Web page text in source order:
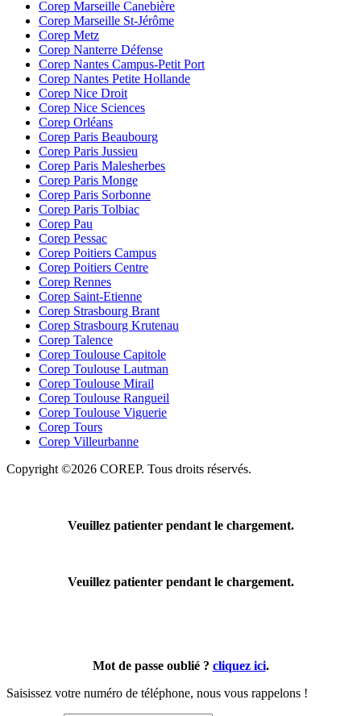
Corep Marseille Canebière
Corep Marseille St-Jérôme
Corep Metz
Corep Nanterre Défense
Corep Nantes Campus-Petit Port
Corep Nantes Petite Hollande
Corep Nice Droit
Corep Nice Sciences
Corep Orléans
Corep Paris Beaubourg
Corep Paris Jussieu
Corep Paris Malesherbes
Corep Paris Monge
Corep Paris Sorbonne
Corep Paris Tolbiac
Corep Pau
Corep Pessac
Corep Poitiers Campus
Corep Poitiers Centre
Corep Rennes
Corep Saint-Etienne
Corep Strasbourg Brant
Corep Strasbourg Krutenau
Corep Talence
Corep Toulouse Capitole
Corep Toulouse Lautman
Corep Toulouse Mirail
Corep Toulouse Rangueil
Corep Toulouse Viguerie
Corep Tours
Corep Villeurbanne
Copyright ©2026 COREP. Tous droits réservés.
Veuillez patienter pendant le chargement.
Veuillez patienter pendant le chargement.
Mot de passe oublié ? cliquez ici.
Saisissez votre numéro de téléphone, nous vous rappelons !